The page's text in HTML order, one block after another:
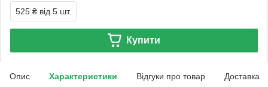
525 ₴ від 5 шт.
Купити
Опис Характеристики Відгуки про товар Доставка